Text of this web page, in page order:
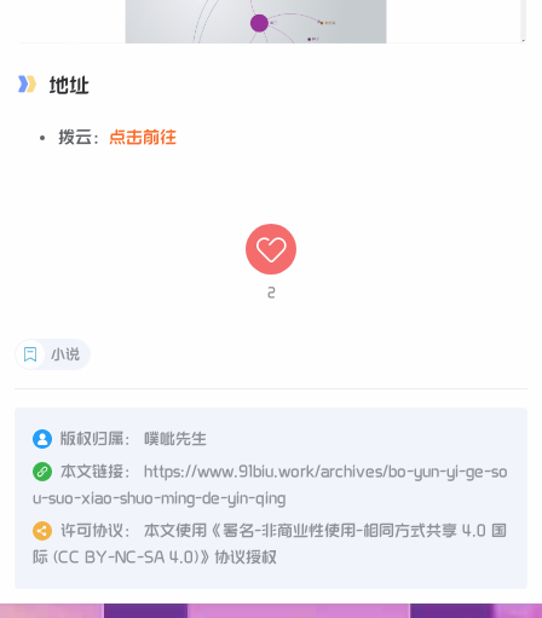
地址
拨云： 点击前往
2
小说
版权归属：
噗呲先生
本文链接：
https://www.91biu.work/archives/bo-yun-yi-ge-so
u-suo-xiao-shuo-ming-de-yin-qing
许可协议：
本文使用《署名-非商业性使用-相同方式共享 4.0 国
际 (CC BY-NC-SA 4.0)》协议授权